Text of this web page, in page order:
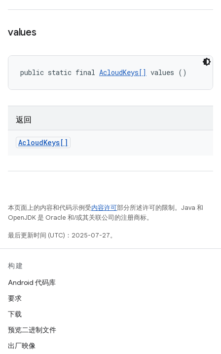
values
public static final AcloudKeys[] values ()
返回
AcloudKeys[]
本页面上的内容和代码示例受内容许可部分所述许可的限制。Java 和
OpenJDK 是 Oracle 和/或其关联公司的注册商标。
最后更新时间 (UTC)：2025-07-27。
构建
Android 代码库
要求
下载
预览二进制文件
出厂映像